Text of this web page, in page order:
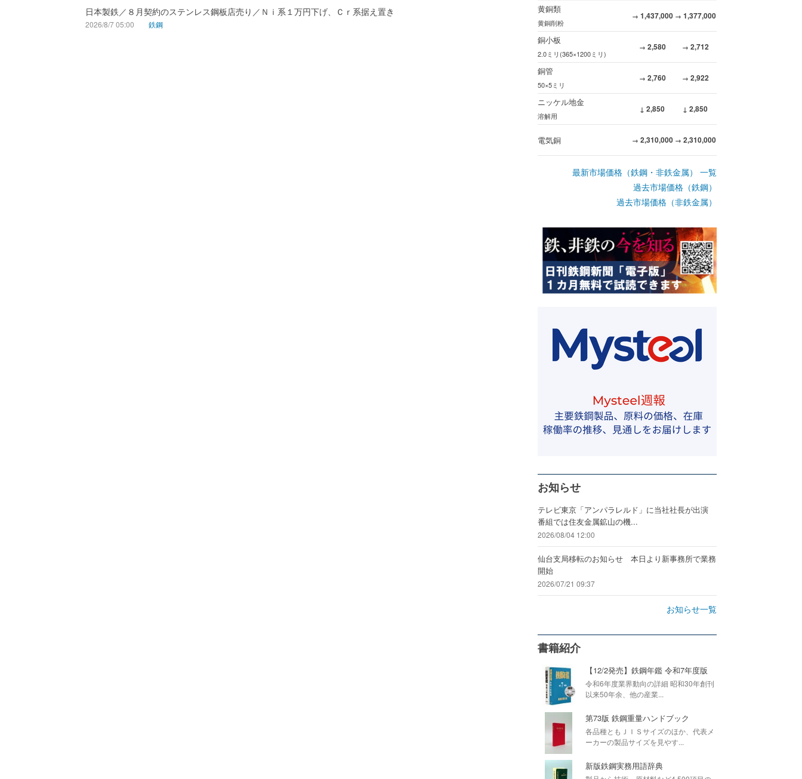
日本製鉄／８月契約のステンレス鋼板店売り／Ｎｉ系１万円下げ、Ｃｒ系据え置き
2026/8/7 05:00 鉄鋼
黄銅類
黄銅削粉
→ 1,437,000 → 1,377,000
銅小板
2.0ミリ(365×1200ミリ)
→ 2,580 → 2,712
銅管
50×5ミリ
→ 2,760 → 2,922
ニッケル地金
溶解用
↓ 2,850 ↓ 2,850
電気銅 → 2,310,000 → 2,310,000
最新市場価格（鉄鋼・非鉄金属） 一覧
過去市場価格（鉄鋼）
過去市場価格（非鉄金属）
お知らせ
テレビ東京「アンパラレルド」に当社社長が出演
番組では住友金属鉱山の機...
2026/08/04 12:00
仙台支局移転のお知らせ 本日より新事務所で業務
開始
2026/07/21 09:37
お知らせ一覧
書籍紹介
【12/2発売】鉄鋼年鑑 令和7年度版
令和6年度業界動向の詳細 昭和30年創刊
以来50年余、他の産業...
第73版 鉄鋼重量ハンドブック
各品種ともＪＩＳサイズのほか、代表メ
ーカーの製品サイズを見やす...
新版鉄鋼実務用語辞典